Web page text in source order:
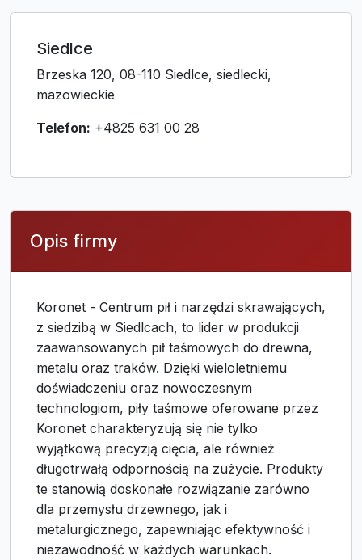
Siedlce
Brzeska 120, 08-110 Siedlce, siedlecki,
mazowieckie
Telefon: +4825 631 00 28
Opis firmy
Koronet - Centrum pił i narzędzi skrawających,
z siedzibą w Siedlcach, to lider w produkcji
zaawansowanych pił taśmowych do drewna,
metalu oraz traków. Dzięki wieloletniemu
doświadczeniu oraz nowoczesnym
technologiom, piły taśmowe oferowane przez
Koronet charakteryzują się nie tylko
wyjątkową precyzją cięcia, ale również
długotrwałą odpornością na zużycie. Produkty
te stanowią doskonałe rozwiązanie zarówno
dla przemysłu drzewnego, jak i
metalurgicznego, zapewniając efektywność i
niezawodność w każdych warunkach.